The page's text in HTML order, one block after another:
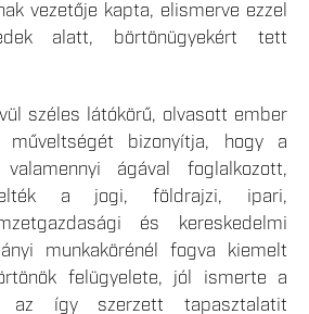
vezetője kapta, elismerve ezzel
alatt, börtönügyekért tett
széles látókörű, olvasott ember
bizonyítja, hogy a
ágával foglalkozott,
a jogi, földrajzi, ipari,
és kereskedelmi
munkakörénél fogva kiemelt
felügyelete, jól ismerte a
az így szerzett tapasztalatit